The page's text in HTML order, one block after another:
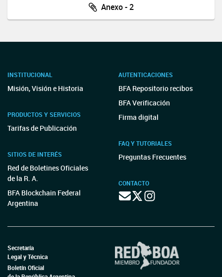
Anexo - 2
INSTITUCIONAL
Misión, Visión e Historia
PRODUCTOS Y SERVICIOS
Tarifas de Publicación
SITIOS DE INTERÉS
Red de Boletines Oficiales
de la R. A.
BFA Blockchain Federal
Argentina
AUTENTICACIONES
BFA Repositorio recibos
BFA Verificación
Firma digital
FAQ Y TUTORIALES
Preguntas Frecuentes
CONTACTO
Secretaría
Legal y Técnica
Boletín Oficial